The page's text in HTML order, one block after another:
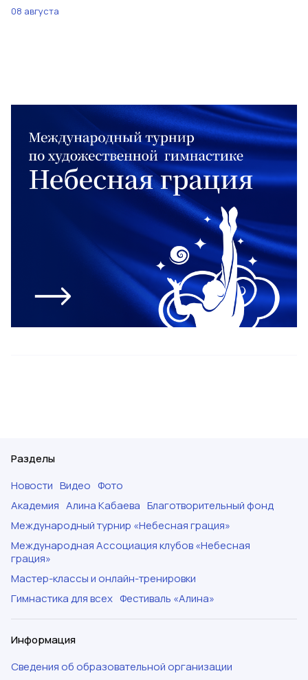
08 августа
Разделы
Новости Видео Фото
Академия Алина Кабаева Благотворительный фонд
Международный турнир «Небесная грация»
Международная Ассоциация клубов «Небесная
грация»
Мастер-классы и онлайн-тренировки
Гимнастика для всех Фестиваль «Алина»
Информация
Сведения об образовательной организации